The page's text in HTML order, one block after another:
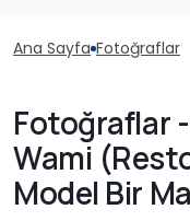
Ana Sayfa Fotoğraflar
Fotoğraflar
Wami
Model Bir